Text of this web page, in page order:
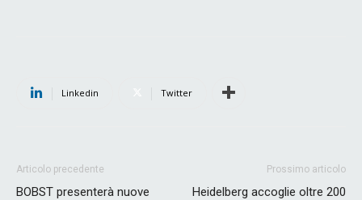
Linkedin Twitter
Articolo precedente
BOBST presenterà nuove
Prossimo articolo
Heidelberg accoglie oltre 200